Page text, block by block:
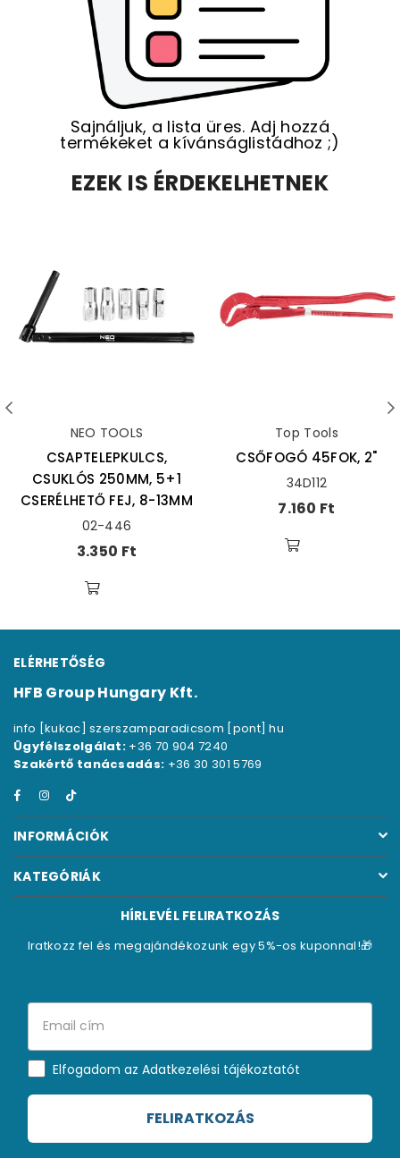
Sajnáljuk, a lista üres. Adj hozzá
termékeket a kívánságlistádhoz ;)
EZEK IS ÉRDEKELHETNEK
NEO TOOLS
CSAPTELEPKULCS,
CSUKLÓS 250MM, 5+1
CSERÉLHETŐ FEJ, 8-13MM
02-446
Ár
3.350 Ft
Top Tools
CSŐFOGÓ 45FOK, 2"
34D112
Ár
7.160 Ft
ELÉRHETŐSÉG
HFB Group Hungary Kft.
info [kukac] szerszamparadicsom [pont] hu
Ügyfélszolgálat: +36 70 904 7240
Szakértő tanácsadás: +36 30 301 5769
FacebookInstagram
INFORMÁCIÓK
KATEGÓRIÁK
HÍRLEVÉL FELIRATKOZÁS
Iratkozz fel és megajándékozunk egy 5%-os kuponnal!🎁
Elfogadom az Adatkezelési tájékoztatót
FELIRATKOZÁS